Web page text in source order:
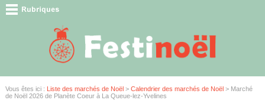
Vous êtes ici : Liste des marchés de Noël> Calendrier des marchés de Noël> Marché
de Noël 2026 de Planète Coeur à La Queue-lez-Yvelines